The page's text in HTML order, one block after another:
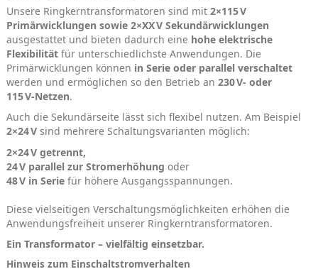
Unsere Ringkerntransformatoren sind mit 2×115 V
Primärwicklungen sowie 2×XX V Sekundärwicklungen
ausgestattet und bieten dadurch eine hohe elektrische
Flexibilität für unterschiedlichste Anwendungen. Die
Primärwicklungen können in Serie oder parallel verschaltet
werden und ermöglichen so den Betrieb an 230 V‑ oder
115 V‑Netzen.
Auch die Sekundärseite lässt sich flexibel nutzen. Am Beispiel
2×24 V sind mehrere Schaltungsvarianten möglich:
2×24 V getrennt,
24 V parallel zur Stromerhöhung oder
48 V in Serie für höhere Ausgangsspannungen.
Diese vielseitigen Verschaltungsmöglichkeiten erhöhen die
Anwendungsfreiheit unserer Ringkerntransformatoren.
Ein Transformator – vielfältig einsetzbar.
Hinweis zum Einschaltstromverhalten